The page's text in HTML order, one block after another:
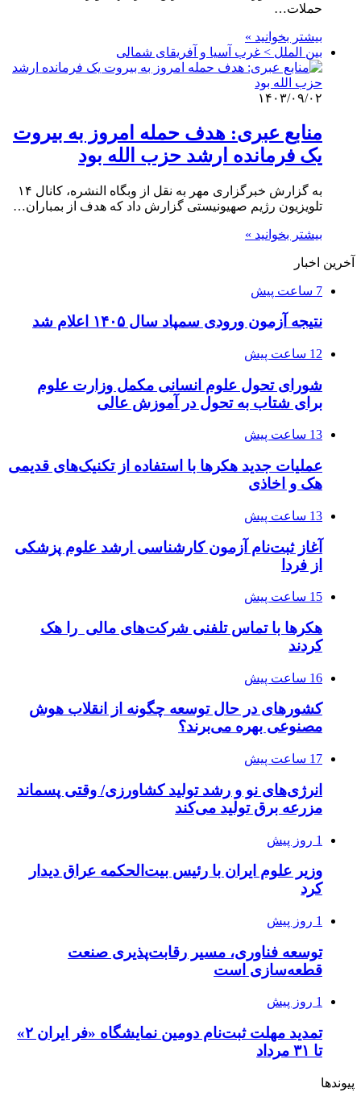
حملات…
بیشتر بخوانید »
بین الملل > غرب آسیا و آفریقای شمالی
۱۴۰۳/۰۹/۰۲
منابع عبری: هدف حمله امروز به بیروت
یک فرمانده ارشد حزب الله بود
به گزارش خبرگزاری مهر به نقل از وبگاه النشره، کانال ۱۴
تلویزیون رژیم صهیونیستی گزارش داد که هدف از بمباران…
بیشتر بخوانید »
آخرین اخبار
7 ساعت پیش
نتیجه آزمون ورودی سمپاد سال ۱۴۰۵ اعلام شد
12 ساعت پیش
شورای تحول علوم انسانی مکمل وزارت علوم
برای شتاب به تحول در آموزش عالی
13 ساعت پیش
عملیات جدید هکرها با استفاده از تکنیک‌های قدیمی
هک و اخاذی
13 ساعت پیش
آغاز ثبت‌نام‌ آزمون کارشناسی ارشد علوم پزشکی
از فردا
15 ساعت پیش
هکرها با تماس تلفنی شرکت‌های مالی را هک
کردند
16 ساعت پیش
کشورهای در حال توسعه چگونه از انقلاب هوش
مصنوعی بهره می‌برند؟
17 ساعت پیش
انرژی‌های نو و رشد تولید کشاورزی/ وقتی پسماند
مزرعه‌ برق تولید می‌کند
1 روز پیش
وزیر علوم ایران با رئیس بیت‌الحکمه عراق دیدار
کرد
1 روز پیش
توسعه فناوری، مسیر رقابت‌پذیری صنعت
قطعه‌سازی است
1 روز پیش
تمدید مهلت ثبت‌نام دومین نمایشگاه «فر ایران ۲»
تا ۳۱ مرداد
پیوندها